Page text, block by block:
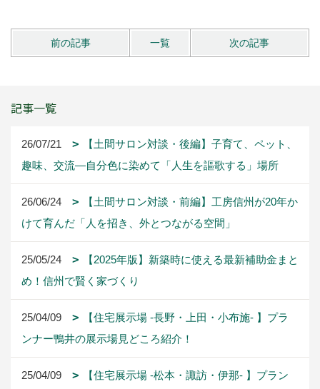
前の記事 一覧 次の記事
記事一覧
26/07/21
【土間サロン対談・後編】子育て、ペット、
趣味、交流―自分色に染めて「人生を謳歌する」場所
26/06/24
【土間サロン対談・前編】工房信州が20年か
けて育んだ「人を招き、外とつながる空間」
25/05/24
【2025年版】新築時に使える最新補助金まと
め！信州で賢く家づくり
25/04/09
【住宅展示場 -長野・上田・小布施- 】プラ
ンナー鴨井の展示場見どころ紹介！
25/04/09
【住宅展示場 -松本・諏訪・伊那- 】プラン